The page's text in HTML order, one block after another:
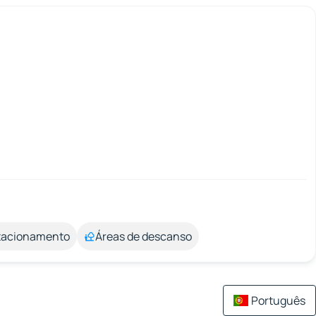
Áreas de descanso
Português